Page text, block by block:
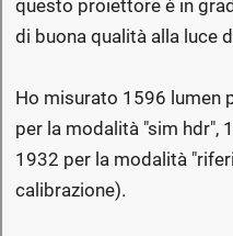
questo proiettore è in
di buona qualità alla luce
Ho misurato 1596 lumen
per la modalità "sim hdr",
1932 per la modalità
calibrazione).